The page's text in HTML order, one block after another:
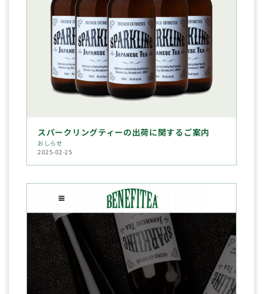
スパークリングティーの出荷に関するご案内
おしらせ
2025-02-25